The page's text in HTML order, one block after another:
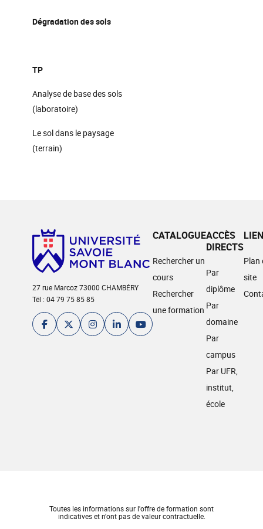
Dégradation des sols
TP
Analyse de base des sols
(laboratoire)
Le sol dans le paysage
(terrain)
27 rue Marcoz 73000 CHAMBÉRY
Tél : 04 79 75 85 85
CATALOGUE
Rechercher un
cours
Rechercher
une formation
ACCÈS
DIRECTS
Par
diplôme
Par
domaine
Par
campus
Par UFR,
institut,
école
Plan
site
Toutes les informations sur l'offre de formation sont
indicatives et n'ont pas de valeur contractuelle.